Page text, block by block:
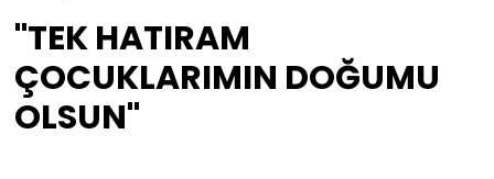
"TEK HATIRAM
ÇOCUKLARIMIN DOĞUMU
OLSUN"